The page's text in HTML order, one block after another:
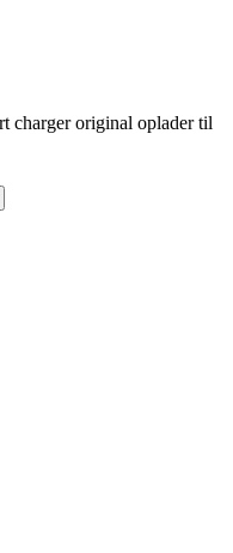
charger original oplader til